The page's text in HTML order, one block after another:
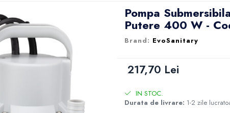
Pompa
Putere 400 W -
EvoSanitary
217,70 Lei
IN STOC.
Durata de livrare: 1-2 zile